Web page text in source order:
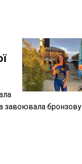
завоювала бронзову